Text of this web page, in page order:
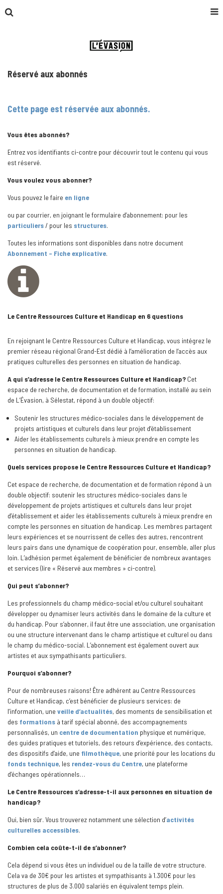
Réservé aux abonnés
Cette page est réservée aux abonnés.
Vous êtes abonnés?
Entrez vos identifiants ci-contre pour découvrir tout le contenu qui vous
est réservé.
Vous voulez vous abonner?
Vous pouvez le faire en ligne
ou par courrier, en joignant le formulaire d’abonnement: pour les
particuliers/ pour les structures.
Toutes les informations sont disponibles dans notre document
Abonnement – Fiche explicative.
Le Centre Ressources Culture et Handicap en 6 questions
En rejoignant le Centre Ressources Culture et Handicap, vous intégrez le
premier réseau régional Grand-Est dédié à l’amélioration de l’accès aux
pratiques culturelles des personnes en situation de handicap.
A qui s’adresse le Centre Ressources Culture et Handicap? Cet
espace de recherche, de documentation et de formation, installé au sein
de L’Évasion, à Sélestat, répond à un double objectif:
Soutenir les structures médico-sociales dans le développement de
projets artistiques et culturels dans leur projet d’établissement
Aider les établissements culturels à mieux prendre en compte les
personnes en situation de handicap.
Quels services propose le Centre Ressources Culture et Handicap?
Cet espace de recherche, de documentation et de formation répond à un
double objectif: soutenir les structures médico-sociales dans le
développement de projets artistiques et culturels dans leur projet
d’établissement et aider les établissements culturels à mieux prendre en
compte les personnes en situation de handicap. Les membres partagent
leurs expériences et se nourrissent de celles des autres, rencontrent
leurs pairs dans une dynamique de coopération pour, ensemble, aller plus
loin. L’adhésion permet également de bénéficier de nombreux avantages
et services (lire « Réservé aux membres » ci-contre).
Qui peut s’abonner?
Les professionnels du champ médico-social et/ou culturel souhaitant
développer ou dynamiser leurs activités dans le domaine de la culture et
du handicap. Pour s’abonner, il faut être une association, une organisation
ou une structure intervenant dans le champ artistique et culturel ou dans
le champ du médico-social. L’abonnement est également ouvert aux
artistes et aux sympathisants particuliers.
Pourquoi s’abonner?
Pour de nombreuses raisons! Être adhérent au Centre Ressources
Culture et Handicap, c’est bénéficier de plusieurs services: de
l’information, une veille d’actualités, des moments de sensibilisation et
des formations à tarif spécial abonné, des accompagnements
personnalisés, un centre de documentation physique et numérique,
des guides pratiques et tutoriels, des retours d’expérience, des contacts,
des dispositifs d’aide, une filmothèque, une priorité pour les locations du
fonds technique, les rendez-vous du Centre, une plateforme
d’échanges opérationnels…
Le Centre Ressources s’adresse-t-il aux personnes en situation de
handicap?
Oui, bien sûr. Vous trouverez notamment une sélection d’activités
culturelles accessibles.
Combien cela coûte-t-il de s’abonner?
Cela dépend si vous êtes un individuel ou de la taille de votre structure.
Cela va de 30€ pour les artistes et sympathisants à 1.300€ pour les
structures de plus de 3.000 salariés en équivalent temps plein.